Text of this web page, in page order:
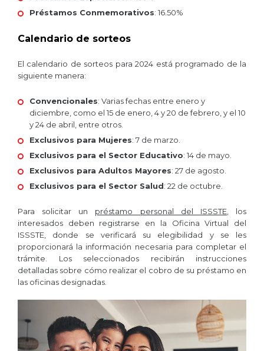
Préstamos Conmemorativos: 16.50%​
Calendario de sorteos
El calendario de sorteos para 2024 está programado de la
siguiente manera:
Convencionales: Varias fechas entre enero y
diciembre, como el 15 de enero, 4 y 20 de febrero, y el 10
y 24 de abril, entre otros.
Exclusivos para Mujeres: 7 de marzo.
Exclusivos para el Sector Educativo: 14 de mayo.
Exclusivos para Adultos Mayores: 27 de agosto.
Exclusivos para el Sector Salud: 22 de octubre​.
Para solicitar un préstamo personal del ISSSTE, los
interesados deben registrarse en la Oficina Virtual del
ISSSTE, donde se verificará su elegibilidad y se les
proporcionará la información necesaria para completar el
trámite. Los seleccionados recibirán instrucciones
detalladas sobre cómo realizar el cobro de su préstamo en
las oficinas designadas​.